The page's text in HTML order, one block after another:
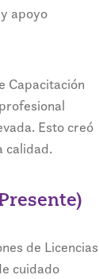
apoyo
Capacitación
Esto creó
calidad.
de Licencias
cuidado